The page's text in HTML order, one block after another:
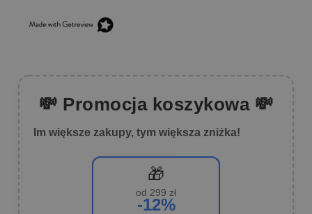
💸 Promocja koszykowa 💸
Im większe zakupy, tym większa zniżka!
🎁
od 299 zł
-12%